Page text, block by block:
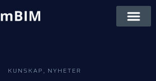
KUNSKAP , NYHETER